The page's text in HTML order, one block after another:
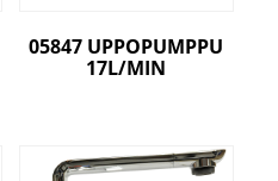
05847 UPPOPUMPPU
17L/MIN